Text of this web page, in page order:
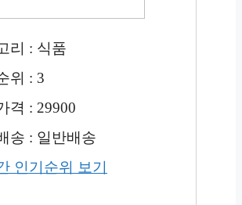
리 : 식품
위 : 3
격 : 29900
송 : 일반배송
인기순위 보기